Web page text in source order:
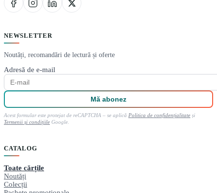
CATALOG
Toate cărțile
Noutăți
Colecții
NEWSLETTER
Noutăți, recomandări de lectură și oferte
Adresă de e-mail
Mă abonez
Acest formular este protejat de reCAPTCHA – se aplică Politica de confidențialitate și
Termenii și condițiile Google.